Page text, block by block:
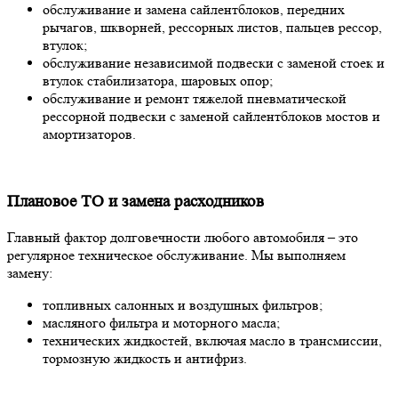
обслуживание и замена сайлентблоков, передних
рычагов, шкворней, рессорных листов, пальцев рессор,
втулок;
обслуживание независимой подвески с заменой стоек и
втулок стабилизатора, шаровых опор;
обслуживание и ремонт тяжелой пневматической
рессорной подвески с заменой сайлентблоков мостов и
амортизаторов.
Плановое ТО и замена расходников
Главный фактор долговечности любого автомобиля – это
регулярное техническое обслуживание. Мы выполняем
замену:
топливных салонных и воздушных фильтров;
масляного фильтра и моторного масла;
технических жидкостей, включая масло в трансмиссии,
тормозную жидкость и антифриз.